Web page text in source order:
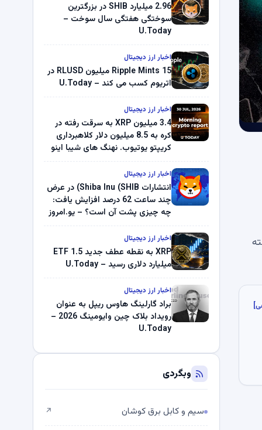
2.96 میلیارد SHIB در بزرگترین
سوختگی هفتگی سال سوخت –
U.Today
اخبار ارز دیجیتال
Ripple Mints 15 میلیون RLUSD در
اتریوم کسب می کند – U.Today
اخبار ارز دیجیتال
3.4 میلیون XRP به سرقت رفته در
کره به 8.5 میلیون دلار کلاهبرداری
کریپتو یوتیوب. نهنگ های شیبا اینو
میلیون دلار U-Turn در بیت کوین را
ثبت کرد – گزارش کریپتو صبح –
U.Today
اخبار ارز دیجیتال
انتشارات Shiba Inu (SHIB) در عرض
چند ساعت 62 درصد افزایش یافت:
چه چیزی پشت آن است؟ – یو.امروز
اخبار ارز دیجیتال
XRP به نقطه عطف جدید ETF 1.5
میلیارد دلاری رسید – U.Today
اخبار ارز دیجیتال
براد گارلینگ هاوس ریپل به عنوان
رویداد بلاک چین وایومینگ 2026 –
U.Today
وبگردی
سیم و کابل برق کوشان ↗